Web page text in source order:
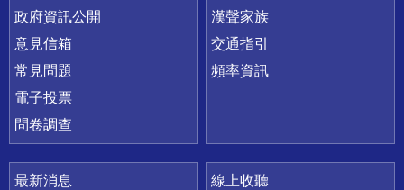
政府資訊公開
意見信箱
常見問題
電子投票
問卷調查
漢聲家族
交通指引
頻率資訊
最新消息
線上收聽